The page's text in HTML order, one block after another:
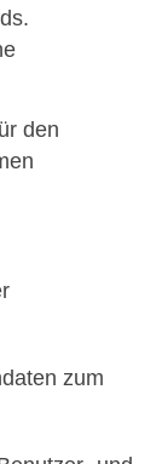
den
zum